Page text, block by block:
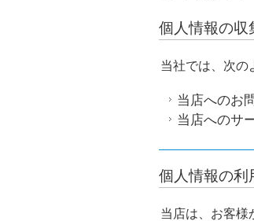
個人情報の収
当社では、次の
当店へのお
当店へのサ
個人情報の利
当店は、お客様